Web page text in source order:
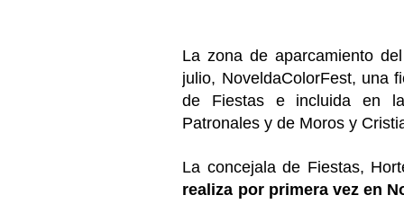
La zona de aparcamiento
julio, NoveldaColorFest, una
de Fiestas e incluida en
Patronales y de Moros y
La concejala de Fiestas,
realiza por primera vez en